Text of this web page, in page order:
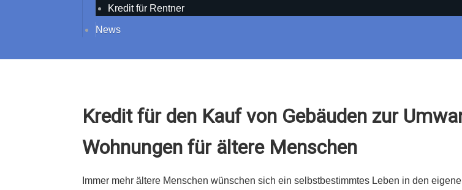
Kredit für Rentner
News
Kredit für den Kauf von Gebäuden zur
Wohnungen für ältere Menschen
Immer mehr ältere Menschen wünschen sich ein selbstbestimmtes Leben in den